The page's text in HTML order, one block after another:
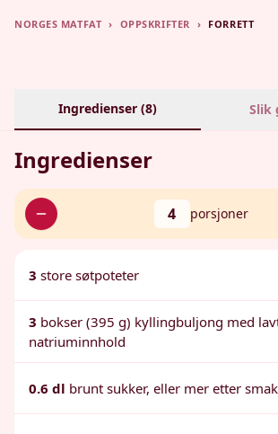
NORGES MATFAT › OPPSKRIFTER › FORRETT
Ingredienser (8) Slik
Ingredienser
4 porsjoner
3 store søtpoteter
3 bokser (395 g) kyllingbuljong med
natriuminnhold
0.6 dl brunt sukker, eller mer etter smak